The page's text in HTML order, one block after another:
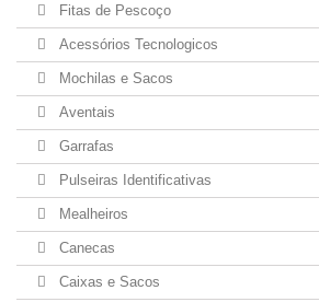
Fitas de Pescoço
Acessórios Tecnologicos
Mochilas e Sacos
Aventais
Garrafas
Pulseiras Identificativas
Mealheiros
Canecas
Caixas e Sacos